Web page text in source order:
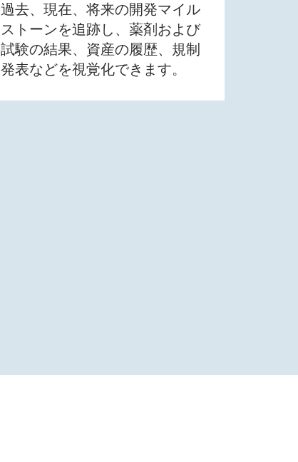
過去、現在、将来の開発マイル
ストーンを追跡し、薬剤および
試験の結果、資産の履歴、規制
発表などを視覚化できます。